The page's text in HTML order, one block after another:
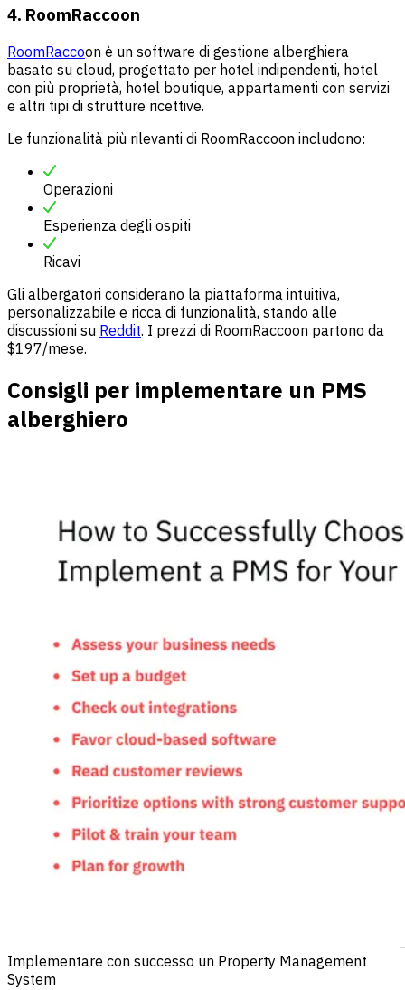
4. RoomRaccoon
RoomRaccoon è un software di gestione alberghiera
basato su cloud, progettato per hotel indipendenti, hotel
con più proprietà, hotel boutique, appartamenti con servizi
e altri tipi di strutture ricettive.
Le funzionalità più rilevanti di RoomRaccoon includono:
Operazioni
Esperienza degli ospiti
Ricavi
Gli albergatori considerano la piattaforma intuitiva,
personalizzabile e ricca di funzionalità, stando alle
discussioni su Reddit. I prezzi di RoomRaccoon partono da
$197/mese.
Consigli per implementare un PMS
alberghiero
Implementare con successo un Property Management
System